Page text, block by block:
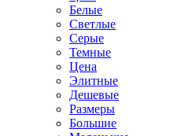
Белые
Светлые
Серые
Темные
Цена
Элитные
Дешевые
Размеры
Большие